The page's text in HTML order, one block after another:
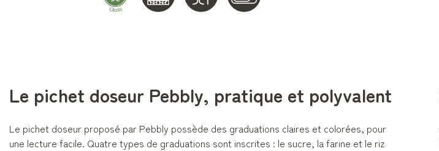
Le pichet doseur Pebbly, pratique et polyvalent
Le pichet doseur proposé par Pebbly possède des graduations claires et colorées, pour
une lecture facile. Quatre types de graduations sont inscrites : le sucre, la farine et le riz